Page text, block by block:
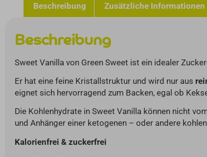
Beschreibung Zusätzliche Informationen
Beschreibung
Sweet Vanilla von Green Sweet ist ein idealer
Er hat eine feine Kristallstruktur und wird nur aus
eignet sich hervorragend zum Backen, egal ob
Die Kohlenhydrate in Sweet Vanilla können nicht
und Anhänger einer ketogenen – oder andere
Kalorienfrei & zuckerfrei